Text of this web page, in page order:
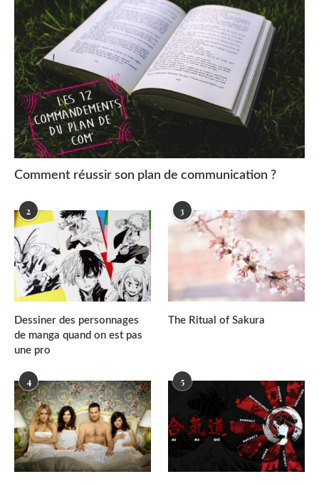
Comment réussir son plan de communication ?
2
Dessiner des personnages
de manga quand on est pas
une pro
3
The Ritual of Sakura
4 5